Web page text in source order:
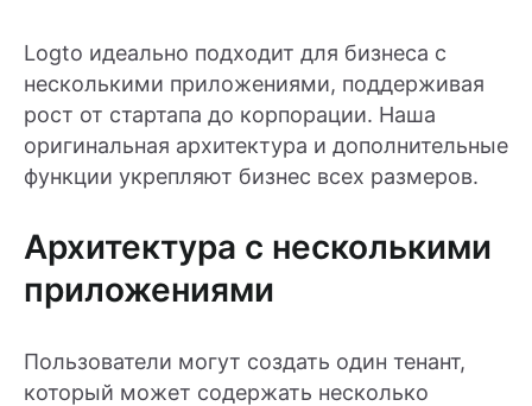
Logto идеально подходит для бизнеса с
несколькими приложениями, поддерживая
рост от стартапа до корпорации. Наша
оригинальная архитектура и дополнительные
функции укрепляют бизнес всех размеров.
Архитектура с несколькими
приложениями
Пользователи могут создать один тенант,
который может содержать несколько